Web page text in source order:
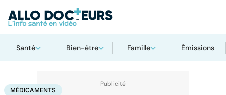
Santé Bien-être Famille Émissions
AccueilSantéMédicaments Médicaments
MÉDICAMENTS